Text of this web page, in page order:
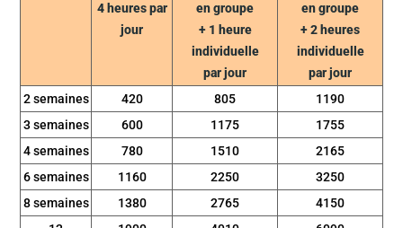
4 heures par
jour
en groupe
+ 1 heure
individuelle
par jour
en groupe
+ 2 heures
individuelle
par jour
2 semaines
420 805
1190
3 semaines
600 1175
1755
4 semaines
780 1510
2165
6 semaines
1160 2250
3250
8 semaines
1380 2765
4150